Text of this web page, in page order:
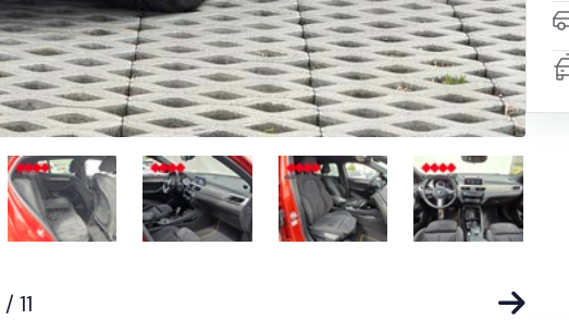
/ 11